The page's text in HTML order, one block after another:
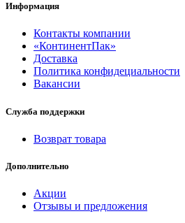
Информация
Контакты компании
«КонтинентПак»
Доставка
Политика конфидециальности
Вакансии
Служба поддержки
Возврат товара
Дополнительно
Акции
Отзывы и предложения